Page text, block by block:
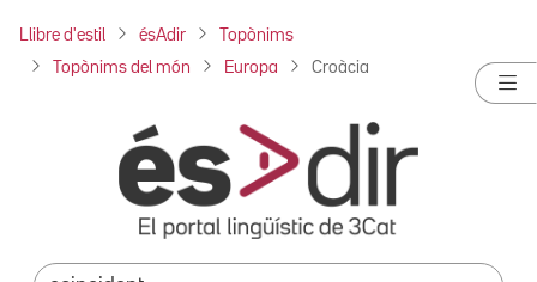
Llibre d'estil ésAdir Topònims
Topònims del món Europa Croàcia